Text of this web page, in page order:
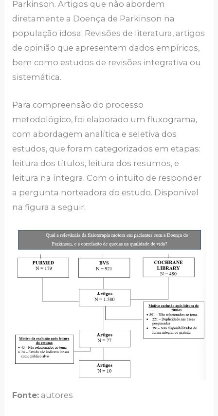
Parkinson. Artigos que não abordem
diretamente a Doença de Parkinson na
população idosa. Revisões de literatura, artigos
de opinião que apresentem dados empíricos,
bem como estudos de revisões integrativa ou
sistemática.
Para compreensão do processo
metodológico, foi elaborado um fluxograma,
com abordagem analítica e seletiva dos
estudos, que foram categorizados em etapas:
leitura dos títulos, leitura dos resumos, e
leitura na íntegra. Com o intuito de responder
a pergunta norteadora do estudo. Disponível
na figura a seguir:
Fonte: autores